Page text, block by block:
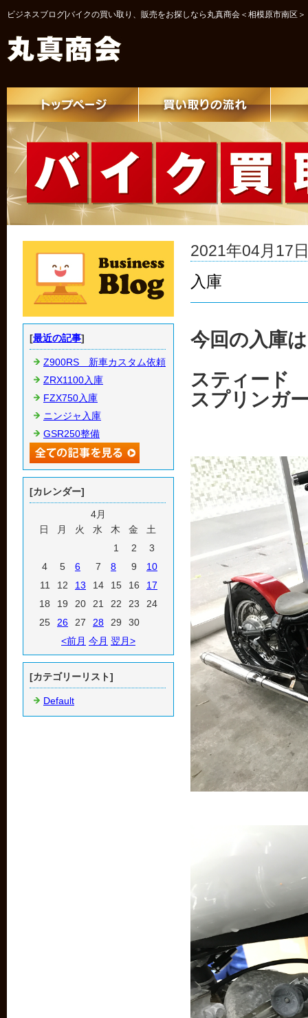
ビジネスブログ|バイクの買い取り、販売をお探しなら丸真商会＜相模原市南区＞
2021年04月17
入庫
今回の入庫は
スティード
スプリンガ
[最近の記事]
Z900RS 新車カスタム依頼
ZRX1100入庫
FZX750入庫
ニンジャ入庫
GSR250整備
[カレンダー]
4月
日
月 火 水 木 金
土
1
2
3
4
5 6 7 8 9
10
11
12 13 14 15 16
17
18
19 20 21 22 23
24
25
26 27 28 29
30
<前月 今月 翌月>
[カテゴリーリスト]
Default